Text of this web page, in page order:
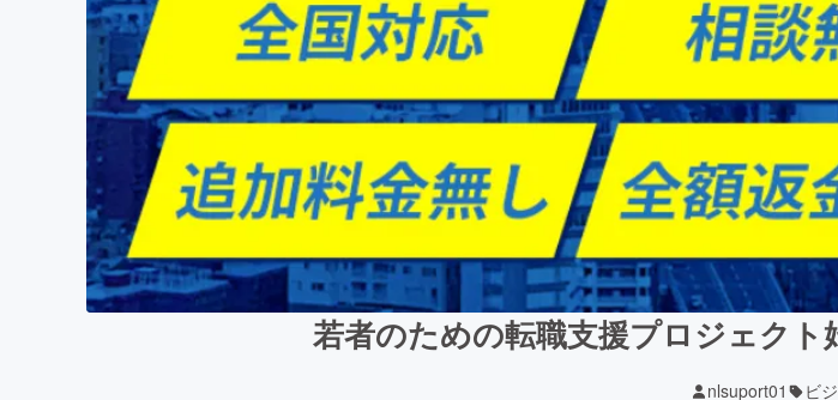
若者のための転職支援プロジェク
nlsuport01 ビ